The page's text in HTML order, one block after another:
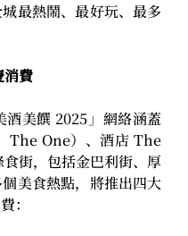
最熱鬧、最好玩、最多
消費
酒美饌 2025」網絡涵蓋
The One）、酒店 The
街，包括金巴利街、厚
美食熱點，將推出四大
：